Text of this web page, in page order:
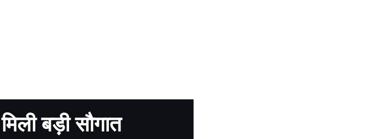
बड़ी सौगात